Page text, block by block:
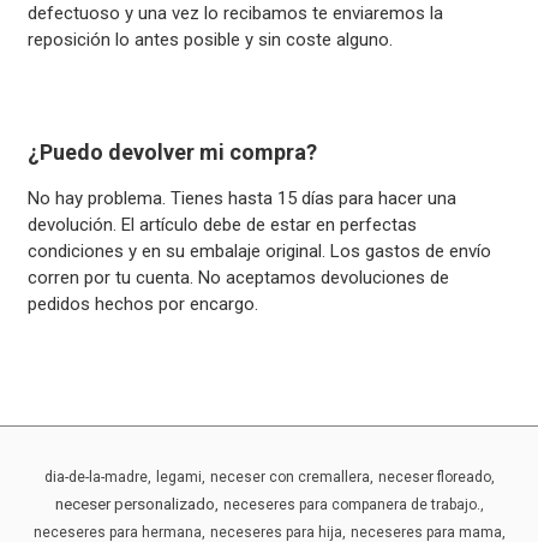
defectuoso y una vez lo recibamos te enviaremos la
reposición lo antes posible y sin coste alguno.
¿Puedo devolver mi compra?
No hay problema. Tienes hasta 15 días para hacer una
devolución. El artículo debe de estar en perfectas
condiciones y en su embalaje original. Los gastos de envío
corren por tu cuenta. No aceptamos devoluciones de
pedidos hechos por encargo.
dia-de-la-madre legami neceser con cremallera neceser floreado
neceser personalizado neceseres para companera de trabajo.
neceseres para hermana neceseres para hija neceseres para mama